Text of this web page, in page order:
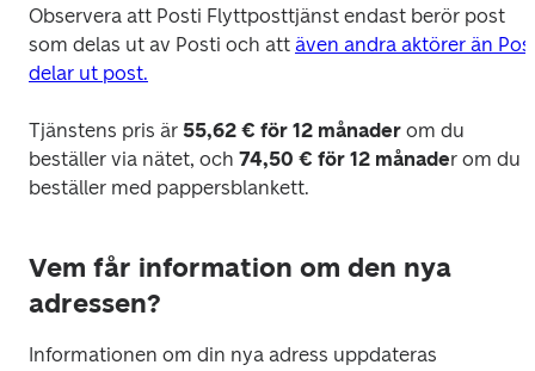
Observera att Posti Flyttposttjänst endast berör post
som delas ut av Posti och att även andra aktörer än
delar ut post.
Tjänstens pris är 55,62 € för 12 månader om du
beställer via nätet, och 74,50 € för 12 månader om du
beställer med pappersblankett.
Vem får information om den nya
adressen?
Informationen om din nya adress uppdateras